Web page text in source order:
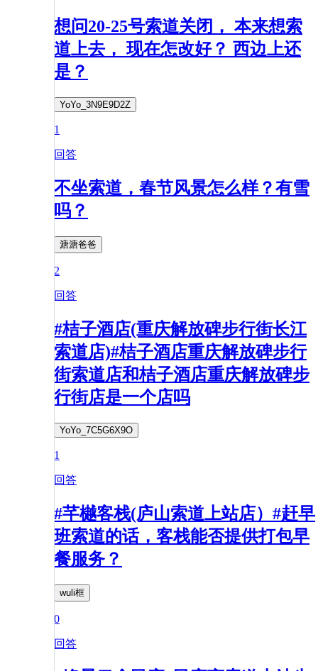
想问20-25号索道关闭， 本来想索
道上去， 现在怎改好？ 西边上还
是？
YoYo_3N9E9D2Z
1
回答
不坐索道，春节风景怎么样？有雪
吗？
溏溏爸爸
2
回答
#桔子酒店(重庆解放碑步行街长江
索道店)#桔子酒店重庆解放碑步行
街索道店和桔子酒店重庆解放碑步
行街店是一个店吗
YoYo_7C5G6X9O
1
回答
#芊樾客栈(庐山索道上站店）#赶早
班索道的话，客栈能否提供打包早
餐服务？
wuli框
0
回答